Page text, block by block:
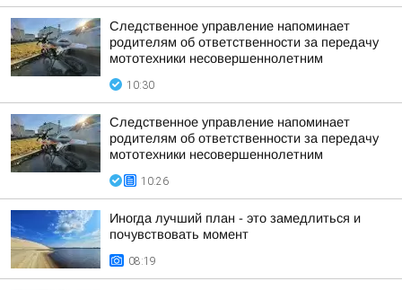
Следственное управление напоминает
родителям об ответственности за передачу
мототехники несовершеннолетним
10:30
Следственное управление напоминает
родителям об ответственности за передачу
мототехники несовершеннолетним
10:26
Иногда лучший план - это замедлиться и
почувствовать момент
08:19